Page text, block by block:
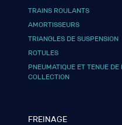
TRAINS ROULANTS
AMORTISSEURS
TRIANGLES DE SUSPENSION
ROTULES
PNEUMATIQUE ET TENUE
COLLECTION
FREINAGE